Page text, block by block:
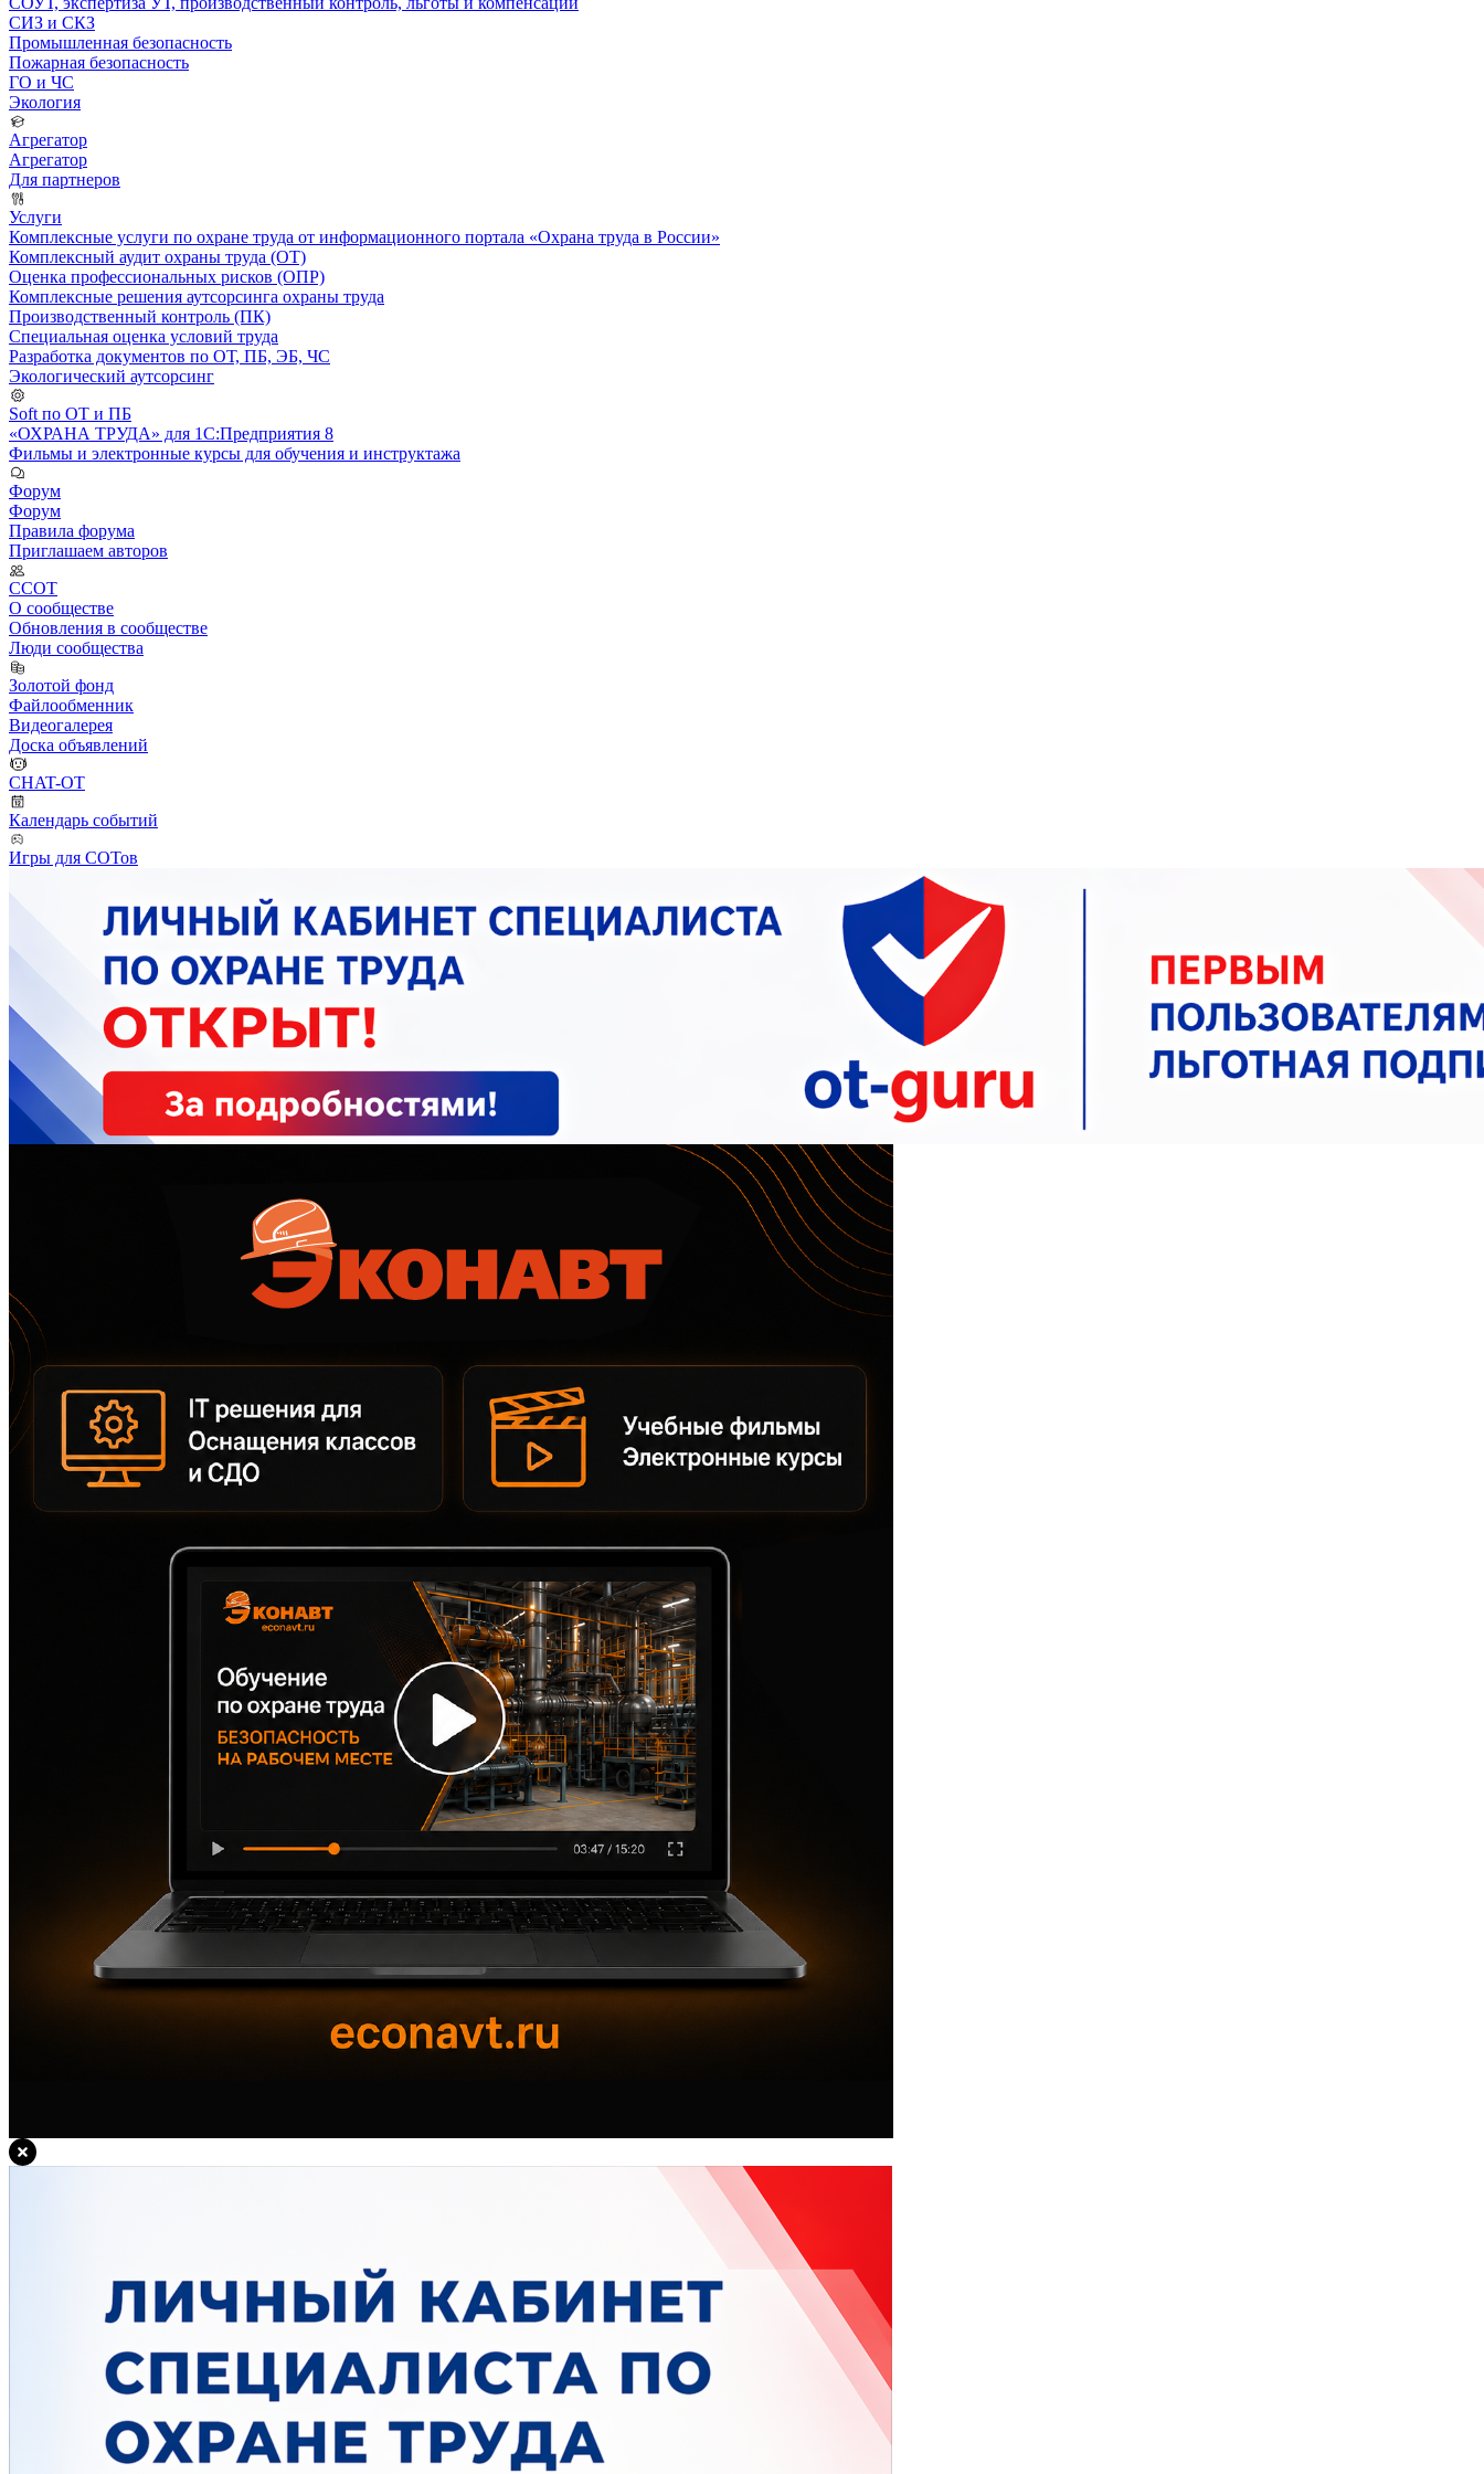
СИЗ и СКЗ
Промышленная безопасность
Пожарная безопасность
ГО и ЧС
Экология
Агрегатор
Агрегатор
Для партнеров
Услуги
Комплексные услуги по охране труда от информационного портала «Охрана труда в России»
Комплексный аудит охраны труда (ОТ)
Оценка профессиональных рисков (ОПР)
Комплексные решения аутсорсинга охраны труда
Производственный контроль (ПК)
Специальная оценка условий труда
Разработка документов по ОТ, ПБ, ЭБ, ЧС
Экологический аутсорсинг
Soft по ОТ и ПБ
«ОХРАНА ТРУДА» для 1С:Предприятия 8
Фильмы и электронные курсы для обучения и инструктажа
Форум
Форум
Правила форума
Приглашаем авторов
ССОТ
О сообществе
Обновления в сообществе
Люди сообщества
Золотой фонд
Файлообменник
Видеогалерея
Доска объявлений
CHAT-OT
Календарь событий
Игры для СОТов